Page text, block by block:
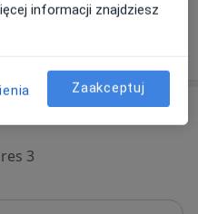
3
informacji znajdziesz
Zaakceptuj